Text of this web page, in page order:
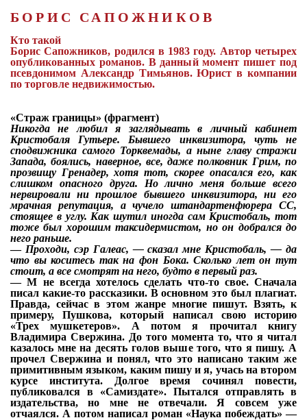
БОРИС САПОЖНИКОВ
Кто такой
Борис Сапожников, родился в 1983 году. Автор четырех
опубликованных романов. В данный момент пишет под
псевдонимом Александр Тимьянов. Юрист в компании
по торговле недвижимостью.
«Страж границы» (фрагмент)
Никогда не любил я заглядывать в личный кабинет
Кристобаля Гутьере. Бывшего инквизитора, чуть не
сподвижника самого Торквемады, а ныне главу стражи
Запада, боялись, наверное, все, даже полковник Грим, по
прозвищу Гренадер, хотя тот, скорее опасался его, как
слишком опасного друга. Но лично меня больше всего
нервировали ни прошлое бывшего инквизитора, ни его
мрачная репутация, а чучело штандартенфюрера СС,
стоящее в углу. Как шутил иногда сам Кристобаль, тот
тоже был хорошим таксидермистом, но он добрался до
него раньше.
— Проходи, сэр Галеас, — сказал мне Кристобаль, — да
что вы коситесь так на фон Бока. Сколько лет он тут
стоит, а все смотрят на него, будто в первый раз.
—М не всегда хотелось сделать что-то свое. Сначала
писал какие-то рассказики. В основном это был плагиат.
Правда, сейчас в этом жанре многие пишут. Взять, к
примеру, Пушкова, который написал свою историю
«Трех мушкетеров». А потом я прочитал книгу
Владимира Свержина. До того момента то, что я читал
казалось мне на десять голов выше того, что я пишу. А
прочел Свержина и понял, что это написано таким же
примитивным языком, каким пишу и я, учась на втором
курсе института. Долгое время сочинял повести,
публиковался в «Самиздате». Пытался отправлять в
издательства, но мне не отвечали. Я совсем уже
отчаялся. А потом написал роман «Наука побеждать» —